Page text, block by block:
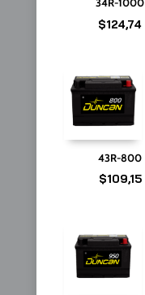
34R-1000
$124,74
43R-800
$109,15